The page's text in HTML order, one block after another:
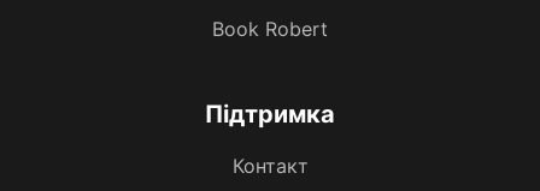
Book Robert
Підтримка
Контакт